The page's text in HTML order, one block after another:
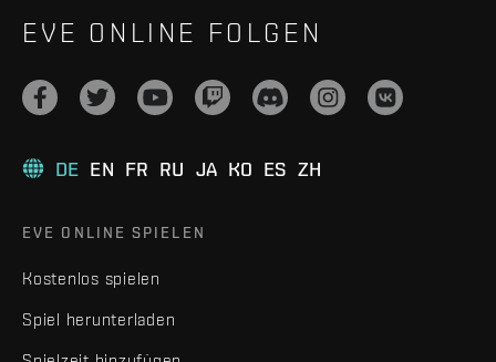
EVE ONLINE FOLGEN
DE EN FR RU JA KO ES ZH
EVE ONLINE SPIELEN
Kostenlos spielen
Spiel herunterladen